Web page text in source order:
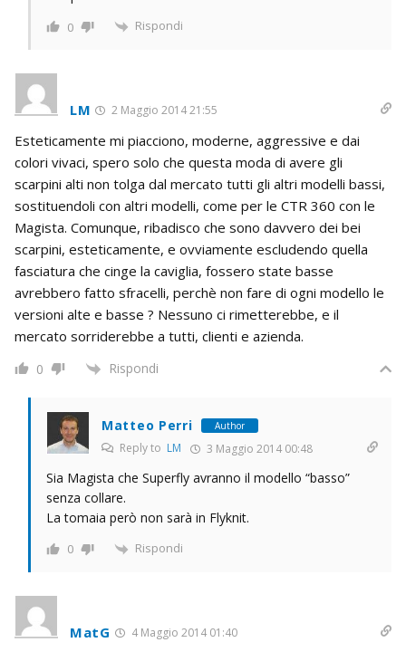
0 Rispondi
LM 2 Maggio 2014 21:55
Esteticamente mi piacciono, moderne, aggressive e dai
colori vivaci, spero solo che questa moda di avere gli
scarpini alti non tolga dal mercato tutti gli altri modelli bassi,
sostituendoli con altri modelli, come per le CTR 360 con le
Magista. Comunque, ribadisco che sono davvero dei bei
scarpini, esteticamente, e ovviamente escludendo quella
fasciatura che cinge la caviglia, fossero state basse
avrebbero fatto sfracelli, perchè non fare di ogni modello le
versioni alte e basse ? Nessuno ci rimetterebbe, e il
mercato sorriderebbe a tutti, clienti e azienda.
0 Rispondi
Matteo Perri Author
Reply to LM 3 Maggio 2014 00:48
Sia Magista che Superfly avranno il modello “basso”
senza collare.
La tomaia però non sarà in Flyknit.
0 Rispondi
MatG 4 Maggio 2014 01:40